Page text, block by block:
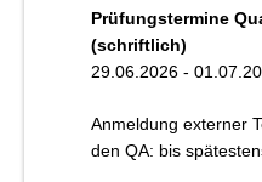
Prüfungstermine
(schriftlich)
29.06.2026 -
Anmeldung externer
den QA: bis